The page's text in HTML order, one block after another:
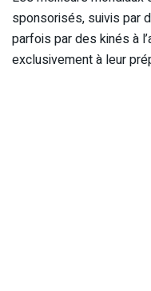
sponsorisés, suivis par
parfois par des kinés à
exclusivement à leur